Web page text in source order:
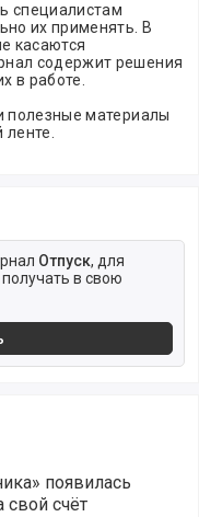
специалистам
их применять. В
касаются
содержит решения
в работе.
полезные материалы
Отпуск, для
получать в свою
появилась
свой счёт